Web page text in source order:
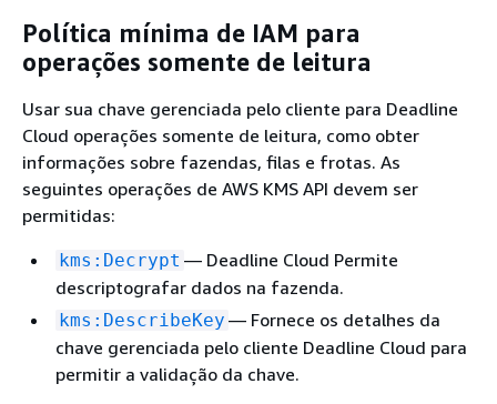
Política mínima de IAM para
operações somente de leitura
Usar sua chave gerenciada pelo cliente para Deadline
Cloud operações somente de leitura, como obter
informações sobre fazendas, filas e frotas. As
seguintes operações de AWS KMS API devem ser
permitidas:
kms:Decrypt — Deadline Cloud Permite
descriptografar dados na fazenda.
kms:DescribeKey — Fornece os detalhes da
chave gerenciada pelo cliente Deadline Cloud para
permitir a validação da chave.